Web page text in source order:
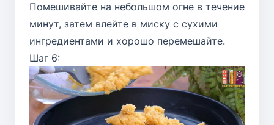
Помешивайте на небольшом огне в течение
минут, затем влейте в миску с сухими
ингредиентами и хорошо перемешайте.
Шаг 6: